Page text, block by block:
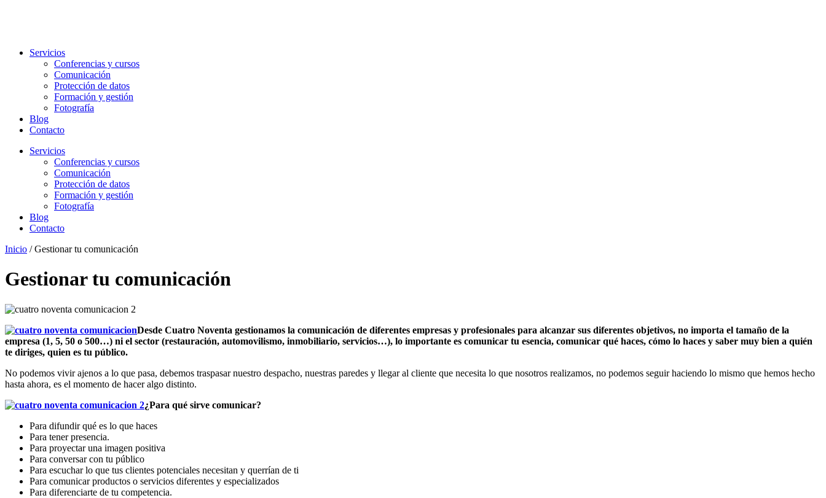
Servicios
Conferencias y cursos
Comunicación
Protección de datos
Formación y gestión
Fotografía
Blog
Contacto
Servicios
Conferencias y cursos
Comunicación
Protección de datos
Formación y gestión
Fotografía
Blog
Contacto
Inicio /Gestionar tu comunicación
Gestionar tu comunicación
Desde Cuatro Noventa gestionamos la comunicación de diferentes empresas y profesionales para alcanzar sus diferentes objetivos, no importa el tamaño de la
empresa (1, 5, 50 o 500…) ni el sector (restauración, automovilismo, inmobiliario, servicios…), lo importante es comunicar tu esencia, comunicar qué haces, cómo lo haces y saber muy bien a quién
te diriges, quien es tu público.
No podemos vivir ajenos a lo que pasa, debemos traspasar nuestro despacho, nuestras paredes y llegar al cliente que necesita lo que nosotros realizamos, no podemos seguir haciendo lo mismo que hemos hecho
hasta ahora, es el momento de hacer algo distinto.
¿Para qué sirve comunicar?
Para difundir qué es lo que haces
Para tener presencia.
Para proyectar una imagen positiva
Para conversar con tu público
Para escuchar lo que tus clientes potenciales necesitan y querrían de ti
Para comunicar productos o servicios diferentes y especializados
Para diferenciarte de tu competencia.